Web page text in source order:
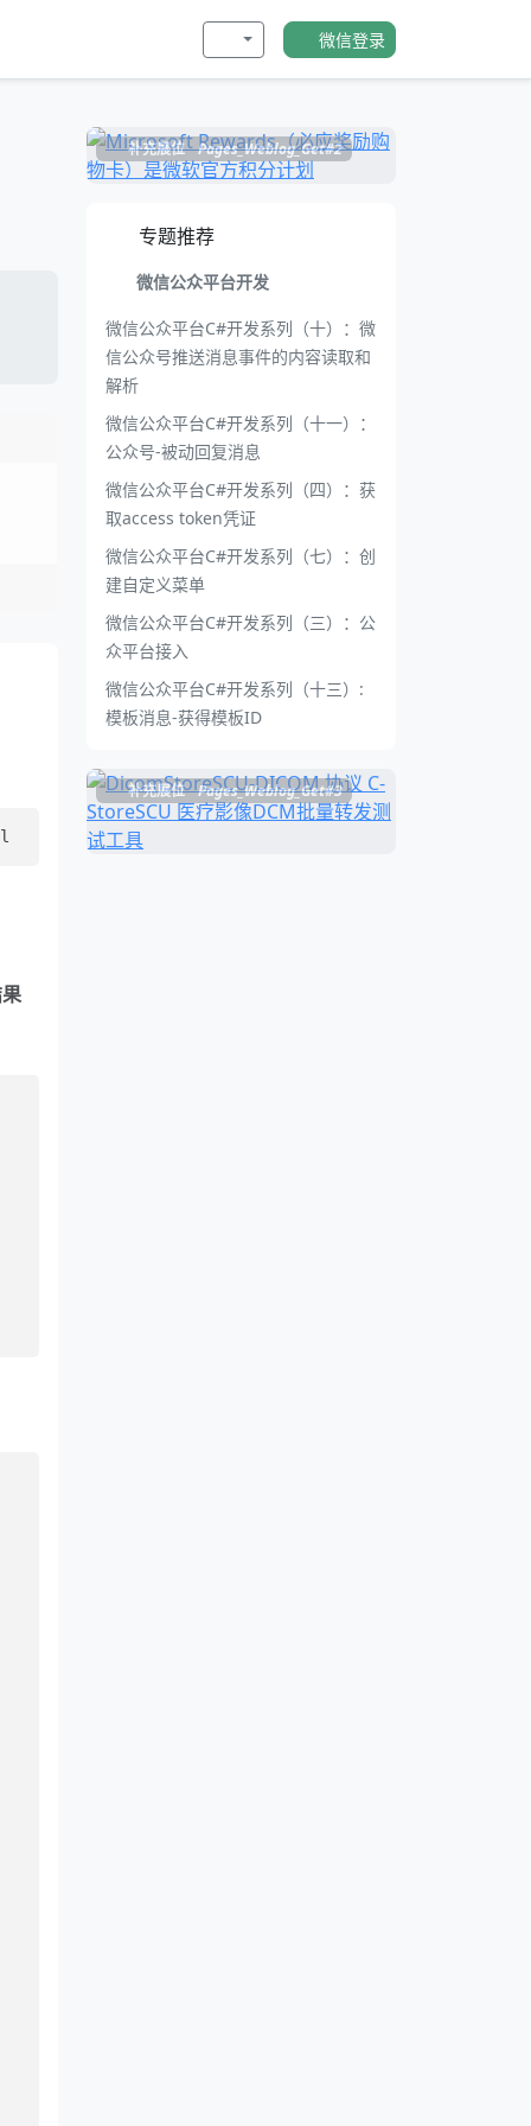
微信登录
补充展位 Pages_Weblog_Get#2
专题推荐
微信公众平台开发
微信公众平台C#开发系列（十）：微
信公众号推送消息事件的内容读取和
解析
微信公众平台C#开发系列（十一）：
公众号-被动回复消息
微信公众平台C#开发系列（四）：获
取access token凭证
微信公众平台C#开发系列（七）：创
建自定义菜单
微信公众平台C#开发系列（三）：公
众平台接入
微信公众平台C#开发系列（十三）:
模板消息-获得模板ID
补充展位 Pages_Weblog_Get#3